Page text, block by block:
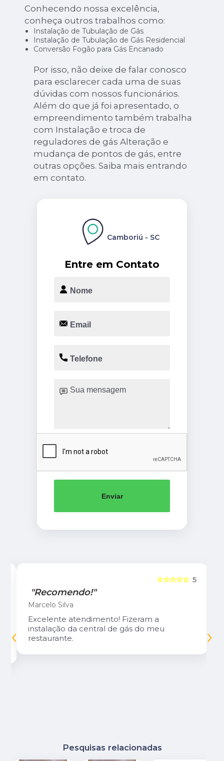
Conhecendo nossa excelência,
conheça outros trabalhos como:
Instalação de Tubulação de Gás
Instalação de Tubulação de Gás Residencial
Conversão Fogão para Gás Encanado
Por isso, não deixe de falar conosco
para esclarecer cada uma de suas
dúvidas com nossos funcionários.
Além do que já foi apresentado, o
empreendimento também trabalha
com Instalação e troca de
reguladores de gás Alteração e
mudança de pontos de gás, entre
outras opções. Saiba mais entrando
em contato.
Entre em Contato
Camboriú - SC
Enviar
5
☆☆☆☆☆
"Recomendo!"
Marcelo Silva
Excelente atendimento! Fizeram a
instalação da central de gás do meu
restaurante.
‹ ›
Pesquisas relacionadas